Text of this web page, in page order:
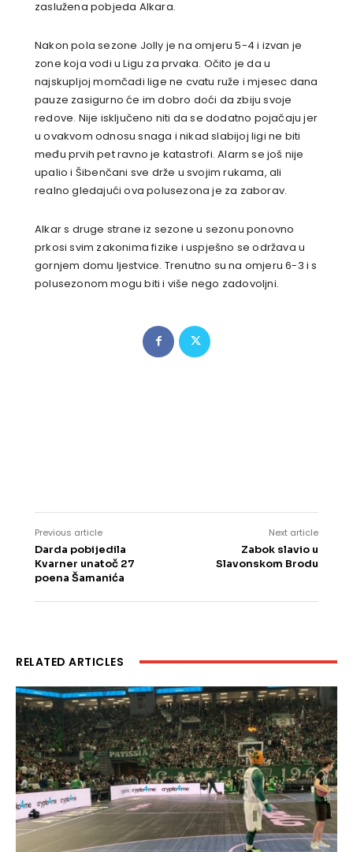
zaslužena pobjeda Alkara.
Nakon pola sezone Jolly je na omjeru 5-4 i izvan je
zone koja vodi u Ligu za prvaka. Očito je da u
najskupljoj momčadi lige ne cvatu ruže i mjesec dana
pauze zasigurno će im dobro doći da zbiju svoje
redove. Nije isključeno niti da se dodatno pojačaju jer
u ovakvom odnosu snaga i nikad slabijoj ligi ne biti
među prvih pet ravno je katastrofi. Alarm se još nije
upalio i Šibenčani sve drže u svojim rukama, ali
realno gledajući ova polusezona je za zaborav.
Alkar s druge strane iz sezone u sezonu ponovno
prkosi svim zakonima fizike i uspješno se održava u
gornjem domu ljestvice. Trenutno su na omjeru 6-3 i s
polusezonom mogu biti i više nego zadovoljni.
Previous article
Darda pobijedila
Kvarner unatoč 27
poena Šamanića
Next article
Zabok slavio u
Slavonskom Brodu
RELATED ARTICLES